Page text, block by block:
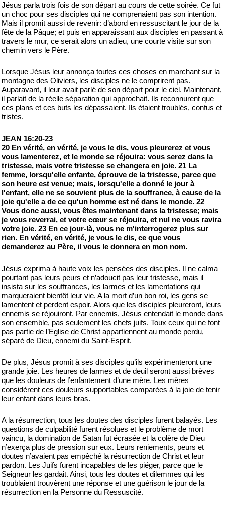
Jésus parla trois fois de son départ au cours de cette soirée. Ce fut
un choc pour ses disciples qui ne comprenaient pas son intention.
Mais il promit aussi de revenir: d’abord en ressuscitant le jour de la
fête de la Pâque; et puis en apparaissant aux disciples en passant à
travers le mur, ce serait alors un adieu, une courte visite sur son
chemin vers le Père.
Lorsque Jésus leur annonça toutes ces choses en marchant sur la
montagne des Oliviers, les disciples ne le comprirent pas.
Auparavant, il leur avait parlé de son départ pour le ciel. Maintenant,
il parlait de la réelle séparation qui approchait. Ils reconnurent que
ces plans et ces buts les dépassaient. Ils étaient troublés, confus et
tristes.
JEAN 16:20-23
20 En vérité, en vérité, je vous le dis, vous pleurerez et vous
vous lamenterez, et le monde se réjouira: vous serez dans la
tristesse, mais votre tristesse se changera en joie. 21 La
femme, lorsqu'elle enfante, éprouve de la tristesse, parce que
son heure est venue; mais, lorsqu'elle a donné le jour à
l'enfant, elle ne se souvient plus de la souffrance, à cause de la
joie qu'elle a de ce qu'un homme est né dans le monde. 22
Vous donc aussi, vous êtes maintenant dans la tristesse; mais
je vous reverrai, et votre cœur se réjouira, et nul ne vous ravira
votre joie. 23 En ce jour-là, vous ne m'interrogerez plus sur
rien. En vérité, en vérité, je vous le dis, ce que vous
demanderez au Père, il vous le donnera en mon nom.
Jésus exprima à haute voix les pensées des disciples. Il ne calma
pourtant pas leurs peurs et n’adoucit pas leur tristesse, mais il
insista sur les souffrances, les larmes et les lamentations qui
marqueraient bientôt leur vie. A la mort d’un bon roi, les gens se
lamentent et perdent espoir. Alors que les disciples pleureront, leurs
ennemis se réjouiront. Par ennemis, Jésus entendait le monde dans
son ensemble, pas seulement les chefs juifs. Toux ceux qui ne font
pas partie de l’Eglise de Christ appartiennent au monde perdu,
séparé de Dieu, ennemi du Saint-Esprit.
De plus, Jésus promit à ses disciples qu’ils expérimenteront une
grande joie. Les heures de larmes et de deuil seront aussi brèves
que les douleurs de l’enfantement d’une mère. Les mères
considèrent ces douleurs supportables comparées à la joie de tenir
leur enfant dans leurs bras.
A la résurrection, tous les doutes des disciples furent balayés. Les
questions de culpabilité furent résolues et le problème de mort
vaincu, la domination de Satan fut écrasée et la colère de Dieu
n’exerça plus de pression sur eux. Leurs reniements, peurs et
doutes n’avaient pas empêché la résurrection de Christ et leur
pardon. Les Juifs furent incapables de les piéger, parce que le
Seigneur les gardait. Ainsi, tous les doutes et dilemmes qui les
troublaient trouvèrent une réponse et une guérison le jour de la
résurrection en la Personne du Ressuscité.